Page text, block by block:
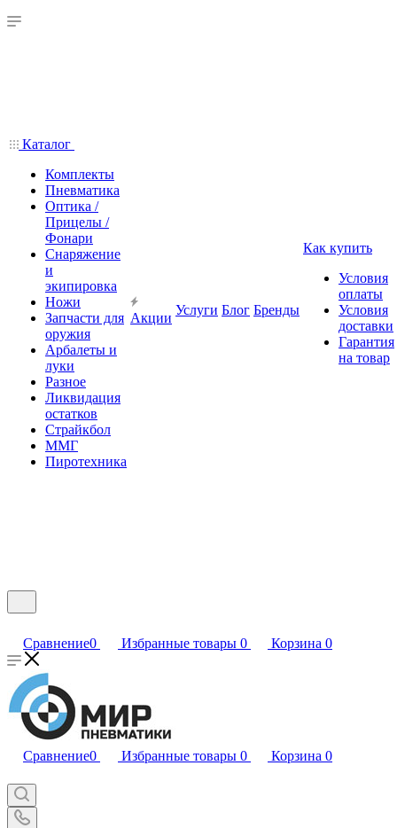
Каталог
Комплекты
Пневматика
Оптика /
Прицелы /
Фонари
Снаряжение
и
экипировка
Ножи
Запчасти для
оружия
Арбалеты и
луки
Разное
Ликвидация
остатков
Страйкбол
ММГ
Пиротехника
Акции
Услуги Блог Бренды
Как купить
Условия
оплаты
Условия
доставки
Гарантия
на товар
Сравнение0 Избранные товары 0 Корзина 0
Сравнение0 Избранные товары 0 Корзина 0